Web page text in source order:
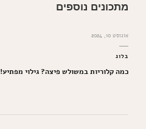
מתכונים נוספים
אוגוסט 10, 2024
בלוג
כמה קלוריות במשולש פיצה? גילוי מפתיע!